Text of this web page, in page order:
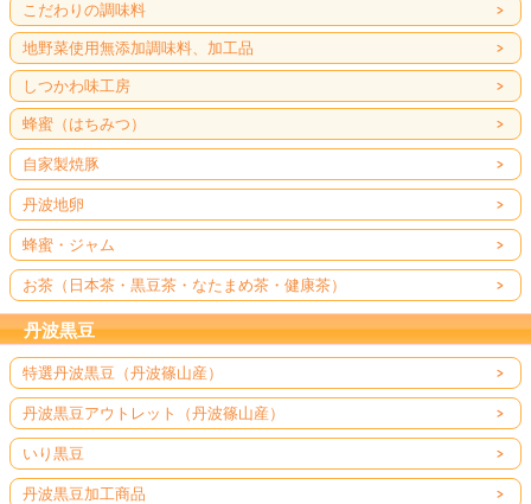
こだわりの調味料
地野菜使用無添加調味料、加工品
しつかわ味工房
蜂蜜（はちみつ）
自家製焼豚
丹波地卵
蜂蜜・ジャム
お茶（日本茶・黒豆茶・なたまめ茶・健康茶）
丹波黒豆
特選丹波黒豆（丹波篠山産）
丹波黒豆アウトレット（丹波篠山産）
いり黒豆
丹波黒豆加工商品